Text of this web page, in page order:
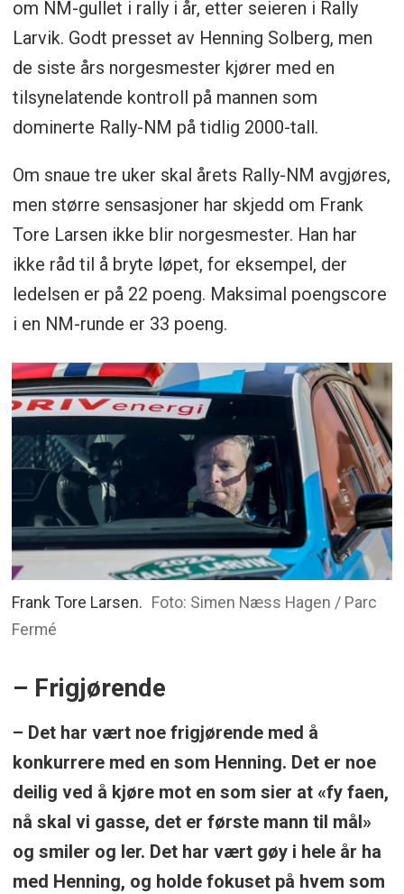
om NM-gullet i rally i år, etter seieren i Rally
Larvik. Godt presset av Henning Solberg, men
de siste års norgesmester kjører med en
tilsynelatende kontroll på mannen som
dominerte Rally-NM på tidlig 2000-tall.
Om snaue tre uker skal årets Rally-NM avgjøres,
men større sensasjoner har skjedd om Frank
Tore Larsen ikke blir norgesmester. Han har
ikke råd til å bryte løpet, for eksempel, der
ledelsen er på 22 poeng. Maksimal poengscore
i en NM-runde er 33 poeng.
Frank Tore Larsen. Foto: Simen Næss Hagen / Parc
Fermé
– Frigjørende
– Det har vært noe frigjørende med å
konkurrere med en som Henning. Det er noe
deilig ved å kjøre mot en som sier at «fy faen,
nå skal vi gasse, det er første mann til mål»
og smiler og ler. Det har vært gøy i hele år ha
med Henning, og holde fokuset på hvem som